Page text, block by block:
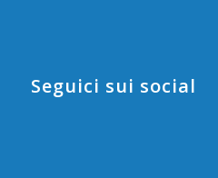
Seguici sui social